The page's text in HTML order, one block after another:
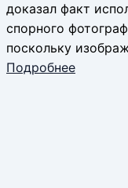
доказал факт
спорного
поскольку
Подробнее